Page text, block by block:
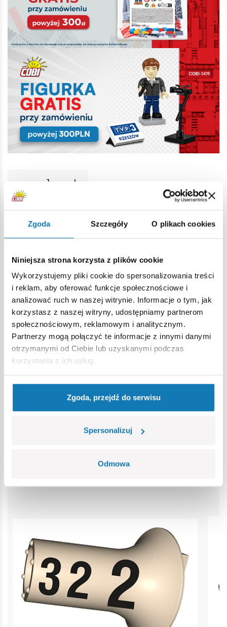
Zgoda Szczegóły O plikach cookies
Niniejsza strona korzysta z plików cookie
Wykorzystujemy pliki cookie do spersonalizowania treści
i reklam, aby oferować funkcje społecznościowe i
analizować ruch w naszej witrynie. Informacje o tym, jak
korzystasz z naszej witryny, udostępniamy partnerom
społecznościowym, reklamowym i analitycznym.
Partnerzy mogą połączyć te informacje z innymi danymi
otrzymanymi od Ciebie lub uzyskanymi podczas
korzystania z ich usług.
Zgoda, przejdź do serwisu
Spersonalizuj
Odmowa
Historia cen
Opis
Lokalizacja produktu:
Strona główna Klocki na sztuki Części zamienne wojskowe
Ostrzeżenie
Nieodpowiednie dla dzieci w wieku poniżej 3 lat. Zawiera
(ryzyko zadławienia). Zalecamy zachowanie opakowania w
celach informacyjnych. Zachowuje się prawo do zmiany
kolorów i szczegółów technicznych.
Bestsellery w kategorii